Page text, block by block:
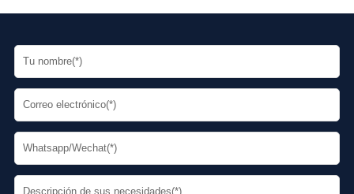
Manufacturing Method Hot-rolled or cold-rolled ERW (Electric